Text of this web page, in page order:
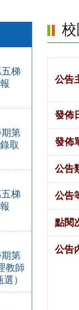
梯
第
取
梯
第
教師
）
公告
發佈
發佈
公告
公告
點閱
公告